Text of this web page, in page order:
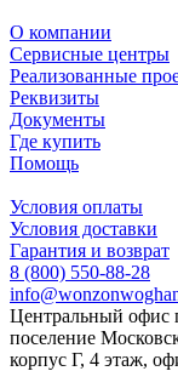
О компании
Сервисные центры
Реализованные
Реквизиты
Документы
Где купить
Помощь
Условия оплаты
Условия доставки
Гарантия и возврат
8 (800) 550-88-28
Центральный офис
поселение
корпус Г, 4 этаж,